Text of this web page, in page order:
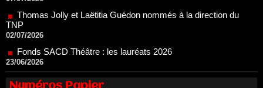
Fonds SACD Théâtre : les lauréats 2026
23/06/2026
Dispositif ARTCENA Écrire pour le cirque, les lauréats 2026 !
20/06/2026
Le palmarès des prix SACD 2026
18/06/2026